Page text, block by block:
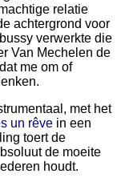
relatie
achtergrond voor
verwerkte die
Van Mechelen de
me om of
met het
un rêve in een
toert de
de moeite
houdt.